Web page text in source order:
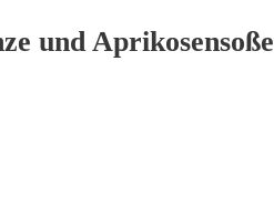
und Aprikosensoße